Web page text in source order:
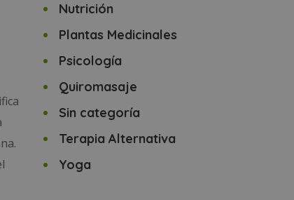
Nutrición
Plantas Medicinales
Psicología
Quiromasaje
Sin categoría
Terapia Alternativa
Yoga